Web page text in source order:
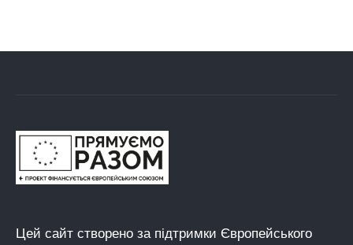
Цей сайт створено за підтримки Європейського